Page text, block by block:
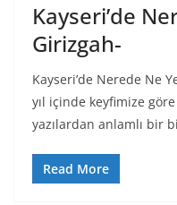
Kayseri’de
Girizgah-
Kayseri’de Nerede Ne
yıl içinde keyfimize göre
yazılardan anlamlı bir
Read More